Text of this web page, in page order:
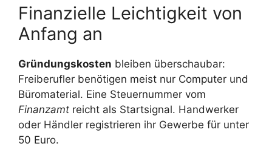
Finanzielle Leichtigkeit von
Anfang an
Gründungskosten bleiben überschaubar:
Freiberufler benötigen meist nur Computer und
Büromaterial. Eine Steuernummer vom
Finanzamt reicht als Startsignal. Handwerker
oder Händler registrieren ihr Gewerbe für unter
50 Euro.